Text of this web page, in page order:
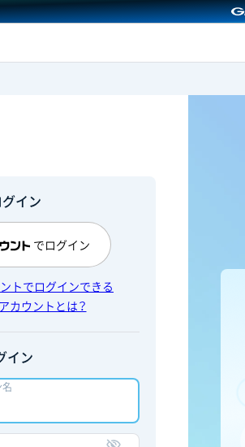
イン
でログイン
トでログインできる
カウントとは？
イン